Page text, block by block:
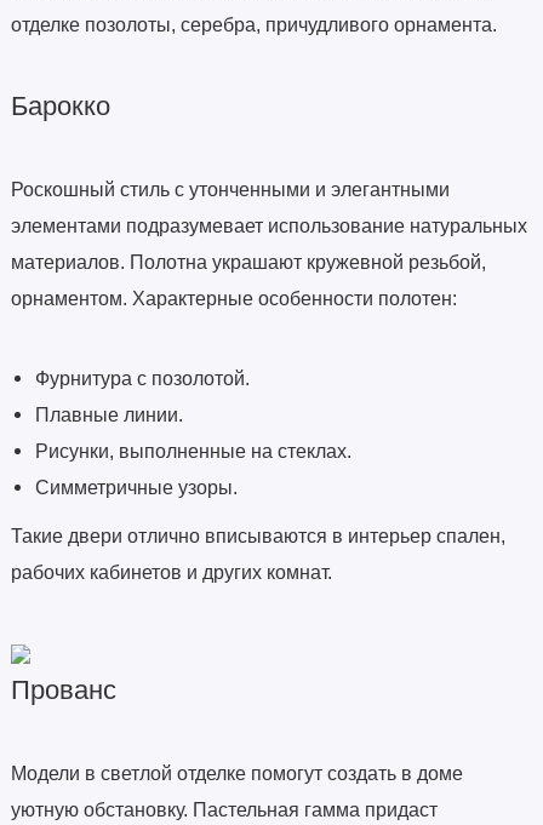
отделке позолоты, серебра, причудливого орнамента.
Барокко
Роскошный стиль с утонченными и элегантными
элементами подразумевает использование натуральных
материалов. Полотна украшают кружевной резьбой,
орнаментом. Характерные особенности полотен:
Фурнитура с позолотой.
Плавные линии.
Рисунки, выполненные на стеклах.
Симметричные узоры.
Такие двери отлично вписываются в интерьер спален,
рабочих кабинетов и других комнат.
Прованс
Модели в светлой отделке помогут создать в доме
уютную обстановку. Пастельная гамма придаст